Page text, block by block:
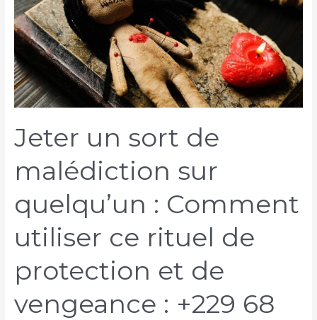
Jeter un sort de
malédiction sur
quelqu’un : Comment
utiliser ce rituel de
protection et de
vengeance : +229 68